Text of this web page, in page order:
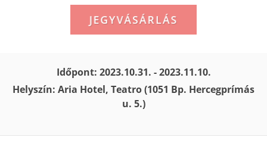
JEGYVÁSÁRLÁS
Időpont: 2023.10.31. - 2023.11.10.
Helyszín: Aria Hotel, Teatro (1051 Bp. Hercegprímás
u. 5.)